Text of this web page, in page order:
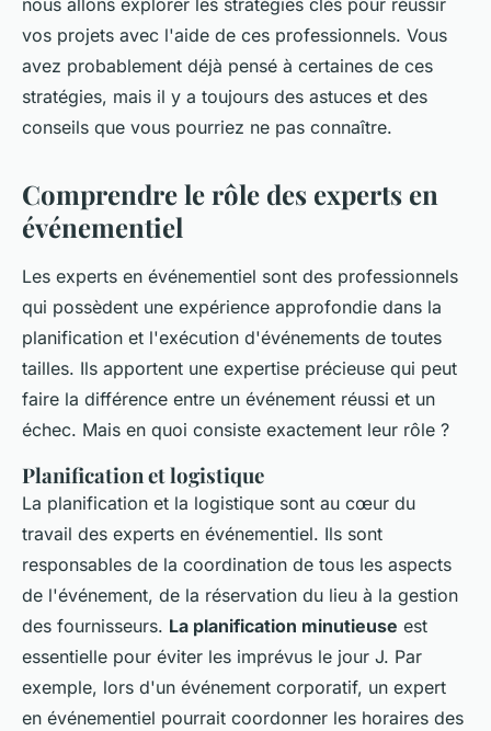
nous allons explorer les stratégies clés pour réussir
vos projets avec l'aide de ces professionnels. Vous
avez probablement déjà pensé à certaines de ces
stratégies, mais il y a toujours des astuces et des
conseils que vous pourriez ne pas connaître.
Comprendre le rôle des experts en
événementiel
Les experts en événementiel sont des professionnels
qui possèdent une expérience approfondie dans la
planification et l'exécution d'événements de toutes
tailles. Ils apportent une expertise précieuse qui peut
faire la différence entre un événement réussi et un
échec. Mais en quoi consiste exactement leur rôle ?
Planification et logistique
La planification et la logistique sont au cœur du
travail des experts en événementiel. Ils sont
responsables de la coordination de tous les aspects
de l'événement, de la réservation du lieu à la gestion
des fournisseurs. La planification minutieuse est
essentielle pour éviter les imprévus le jour J. Par
exemple, lors d'un événement corporatif, un expert
en événementiel pourrait coordonner les horaires des